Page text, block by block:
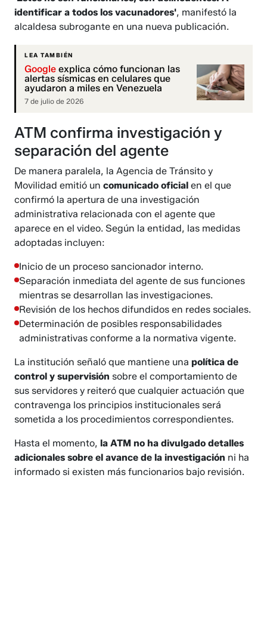
identificar a todos los vacunadores', manifestó la
alcaldesa subrogante en una nueva publicación.
LEA TAMBIÉN
Google explica cómo funcionan las
alertas sísmicas en celulares que
ayudaron a miles en Venezuela
7 de julio de 2026
ATM confirma investigación y
separación del agente
De manera paralela, la Agencia de Tránsito y
Movilidad emitió uncomunicado oficial en el que
confirmó la apertura de una investigación
administrativa relacionada con el agente que
aparece en el video. Según la entidad, las medidas
adoptadas incluyen:
Inicio de un proceso sancionador interno.
Separación inmediata del agente de sus funciones
mientras se desarrollan las investigaciones.
Revisión de los hechos difundidos en redes sociales.
Determinación de posibles responsabilidades
administrativas conforme a la normativa vigente.
La institución señaló que mantiene unapolítica de
control y supervisión sobre el comportamiento de
sus servidores y reiteró que cualquier actuación que
contravenga los principios institucionales será
sometida a los procedimientos correspondientes.
Hasta el momento, la ATM no ha divulgado detalles
adicionales sobre el avance de la investigación ni ha
informado si existen más funcionarios bajo revisión.